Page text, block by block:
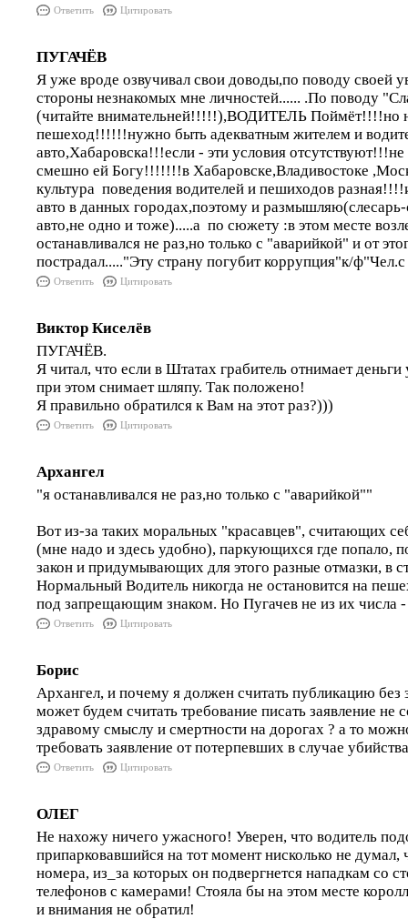
Ответить Цитировать
ПУГАЧЁВ
Я уже вроде озвучивал свои доводы,по поводу своей
стороны незнакомых мне личностей...... .По поводу
(читайте внимательней!!!!!),ВОДИТЕЛЬ Поймёт!!!!но
пешеход!!!!!!нужно быть адекватным жителем и
авто,Хабаровска!!!если - эти условия
смешно ей Богу!!!!!!!в Хабаровске,Владивостоке
культура поведения водителей и пешиходов
авто в данных городах,поэтому и размышляю(слесарь-
авто,не одно и тоже).....а по сюжету :в этом месте
останавливался не раз,но только с "аварийкой" и от
пострадал....."Эту страну погубит коррупция"к/
Ответить Цитировать
Виктор Киселёв
ПУГАЧЁВ.
Я читал, что если в Штатах грабитель отнимает
при этом снимает шляпу. Так положено!
Я правильно обратился к Вам на этот раз?)))
Ответить Цитировать
Архангел
"я останавливался не раз,но только с "аварийкой""
Вот из-за таких моральных "красавцев", считающих
(мне надо и здесь удобно), паркующихся где попало,
закон и придумывающих для этого разные отмазки, в
Нормальный Водитель никогда не остановится на
под запрещающим знаком. Но Пугачев не из их числа
Ответить Цитировать
Борис
Архангел, и почему я должен считать публикацию без
может будем считать требование писать заявление не
здравому смыслу и смертности на дорогах ? а то
требовать заявление от потерпевших в случае
Ответить Цитировать
ОЛЕГ
Не нахожу ничего ужасного! Уверен, что водитель
припарковавшийся на тот момент нисколько не думал,
номера, из_за которых он подвергнется нападкам со
телефонов с камерами! Стояла бы на этом месте
и внимания не обратил!